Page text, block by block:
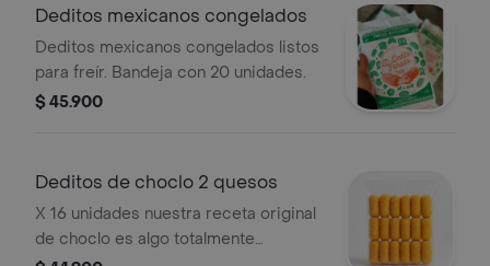
Deditos mexicanos congelados
Deditos mexicanos congelados listos
para freír. Bandeja con 20 unidades.
$ 45.900
Deditos de choclo 2 quesos
X 16 unidades nuestra receta original
de choclo es algo totalmente